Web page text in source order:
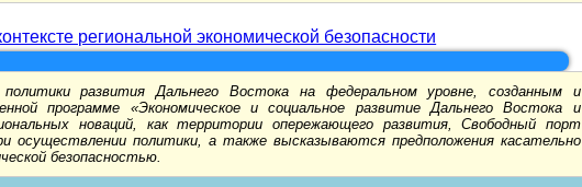
региональной экономической безопасности
развития Дальнего Востока на федеральном уровне, созданным и
программе «Экономическое и социальное развитие Дальнего Востока и
новаций, как территории опережающего развития, Свободный порт
осуществлении политики, а также высказываются предположения касательно
безопасностью.